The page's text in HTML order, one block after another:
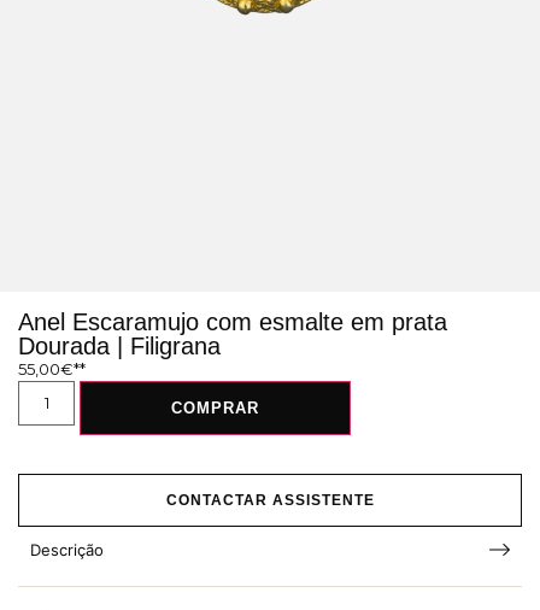
Anel Escaramujo com esmalte em prata
Dourada | Filigrana
55,00€
COMPRAR
CONTACTAR ASSISTENTE
Descrição